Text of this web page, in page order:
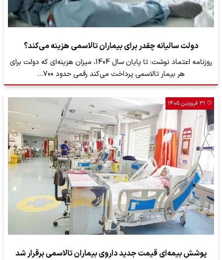
دولت سالیانه چقدر برای بیماران تالاسمی هزینه می‌کند؟
روزنامه اعتماد نوشت: تا پایان سال 1404، میزان هزینه‌ای که دولت برای
هر بیمار تالاسمی پرداخت می‌کند رقمی حدود 700…
۳۱ فروردین ۱۴۰۵
پوشش بیمه‌ای قیمت جدید داروی بیماران تالاسمی برقرار شد